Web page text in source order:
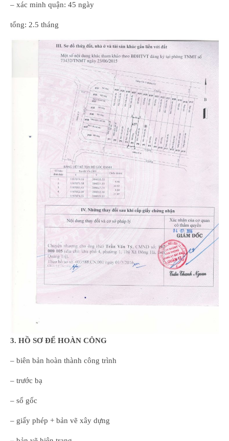
– xác minh quận: 45 ngày
tổng: 2.5 tháng
3. HỒ SƠ ĐỂ HOÀN CÔNG
– biên bản hoàn thành công trình
– trước bạ
– sổ gốc
– giấy phép + bản vẽ xây dựng